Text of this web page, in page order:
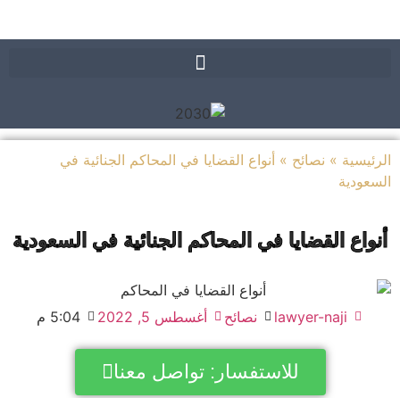
»نصائح»أنواع القضايا في المحاكم الجنائية في
القضايا في المحاكم الجنائية في السعودية
lawyer-naji نصائح أغسطس 5, 2022 5:04 م
للاستفسار: تواصل معنا